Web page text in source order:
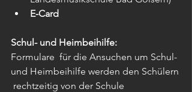
E-Card
Schul- und Heimbeihilfe:
Formulare  für die Ansuchen um Schul-
und Heimbeihilfe werden den Schülern
rechtzeitig von der Schule